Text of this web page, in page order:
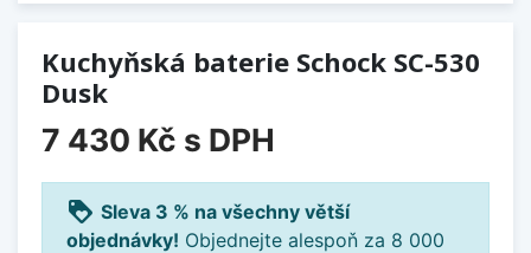
Kuchyňská baterie Schock SC-530
Dusk
7 430 Kč s DPH
loyalty Sleva 3 % na všechny větší
objednávky! Objednejte alespoň za 8 000